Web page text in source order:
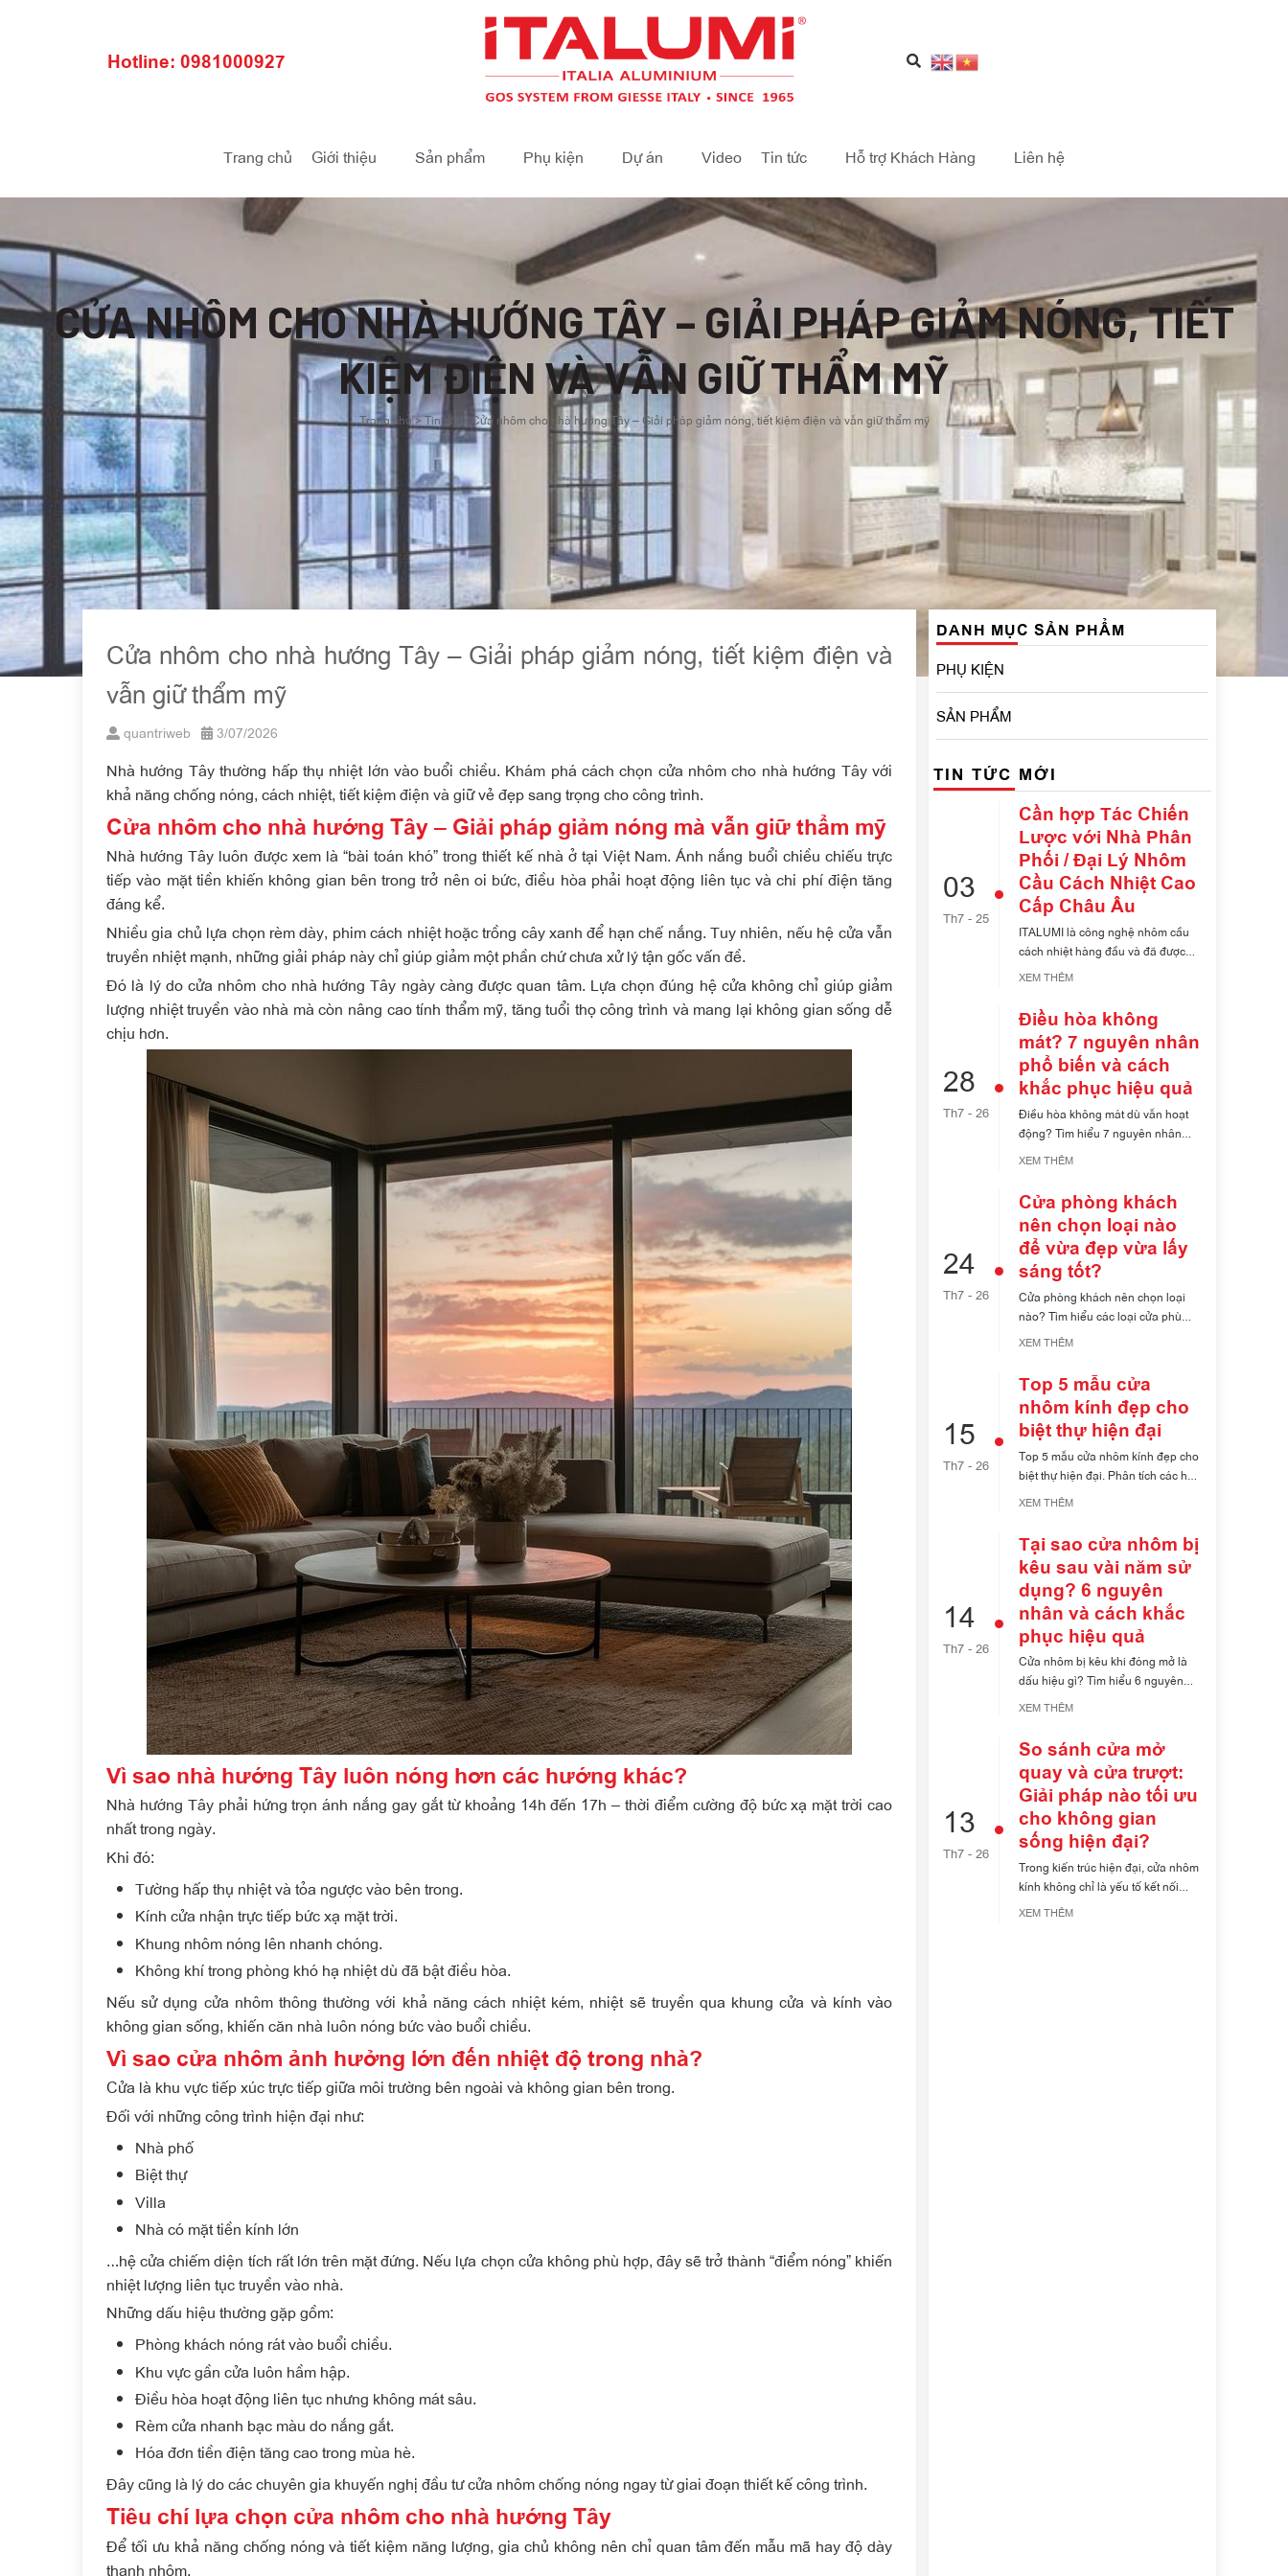
Hotline: 0981000927
Trang chủ Giới thiệu Sản phẩm Phụ kiện Dự án Video Tin tức Hỗ trợ Khách Hàng Liên hệ
CỬA NHÔM CHO NHÀ HƯỚNG TÂY – GIẢI PHÁP GIẢM NÓNG, TIẾT
KIỆM ĐIỆN VÀ VẪN GIỮ THẨM MỸ
Trang chủ>Tin tức > Cửa nhôm cho nhà hướng Tây – Giải pháp giảm nóng, tiết kiệm điện và vẫn giữ thẩm mỹ
Cửa nhôm cho nhà hướng Tây – Giải pháp giảm nóng, tiết kiệm điện và
vẫn giữ thẩm mỹ
quantriweb 3/07/2026
Nhà hướng Tây thường hấp thụ nhiệt lớn vào buổi chiều. Khám phá cách chọn cửa nhôm cho nhà hướng Tây với
khả năng chống nóng, cách nhiệt, tiết kiệm điện và giữ vẻ đẹp sang trọng cho công trình.
Cửa nhôm cho nhà hướng Tây – Giải pháp giảm nóng mà vẫn giữ thẩm mỹ
Nhà hướng Tây luôn được xem là “bài toán khó” trong thiết kế nhà ở tại Việt Nam. Ánh nắng buổi chiều chiếu trực
tiếp vào mặt tiền khiến không gian bên trong trở nên oi bức, điều hòa phải hoạt động liên tục và chi phí điện tăng
đáng kể.
Nhiều gia chủ lựa chọn rèm dày, phim cách nhiệt hoặc trồng cây xanh để hạn chế nắng. Tuy nhiên, nếu hệ cửa vẫn
truyền nhiệt mạnh, những giải pháp này chỉ giúp giảm một phần chứ chưa xử lý tận gốc vấn đề.
Đó là lý docửa nhôm cho nhà hướng Tây ngày càng được quan tâm. Lựa chọn đúng hệ cửa không chỉ giúp giảm
lượng nhiệt truyền vào nhà mà còn nâng cao tính thẩm mỹ, tăng tuổi thọ công trình và mang lại không gian sống dễ
chịu hơn.
Vì sao nhà hướng Tây luôn nóng hơn các hướng khác?
Nhà hướng Tây phải hứng trọn ánh nắng gay gắt từ khoảng 14h đến 17h – thời điểm cường độ bức xạ mặt trời cao
nhất trong ngày.
Khi đó:
Tường hấp thụ nhiệt và tỏa ngược vào bên trong.
Kính cửa nhận trực tiếp bức xạ mặt trời.
Khung nhôm nóng lên nhanh chóng.
Không khí trong phòng khó hạ nhiệt dù đã bật điều hòa.
Nếu sử dụng cửa nhôm thông thường với khả năng cách nhiệt kém, nhiệt sẽ truyền qua khung cửa và kính vào
không gian sống, khiến căn nhà luôn nóng bức vào buổi chiều.
Vì sao cửa nhôm ảnh hưởng lớn đến nhiệt độ trong nhà?
Cửa là khu vực tiếp xúc trực tiếp giữa môi trường bên ngoài và không gian bên trong.
Đối với những công trình hiện đại như:
Nhà phố
Biệt thự
Villa
Nhà có mặt tiền kính lớn
…hệ cửa chiếm diện tích rất lớn trên mặt đứng. Nếu lựa chọn cửa không phù hợp, đây sẽ trở thành “điểm nóng” khiến
nhiệt lượng liên tục truyền vào nhà.
Những dấu hiệu thường gặp gồm:
Phòng khách nóng rát vào buổi chiều.
Khu vực gần cửa luôn hầm hập.
Điều hòa hoạt động liên tục nhưng không mát sâu.
Rèm cửa nhanh bạc màu do nắng gắt.
Hóa đơn tiền điện tăng cao trong mùa hè.
Đây cũng là lý do các chuyên gia khuyến nghị đầu tưcửa nhôm chống nóng ngay từ giai đoạn thiết kế công trình.
Tiêu chí lựa chọn cửa nhôm cho nhà hướng Tây
Để tối ưu khả năng chống nóng và tiết kiệm năng lượng, gia chủ không nên chỉ quan tâm đến mẫu mã hay độ dày
thanh nhôm.
DANH MỤC SẢN PHẨM
PHỤ KIỆN
SẢN PHẨM
TIN TỨC MỚI
03
Th7 - 25
Cần hợp Tác Chiến
Lược với Nhà Phân
Phối / Đại Lý Nhôm
Cầu Cách Nhiệt Cao
Cấp Châu Âu
ITALUMI là công nghệ nhôm cầu
cách nhiệt hàng đầu và đã được
chứng nhân Châu [...]
XEM THÊM
28
Th7 - 26
Điều hòa không
mát? 7 nguyên nhân
phổ biến và cách
khắc phục hiệu quả
Điều hòa không mát dù vẫn hoạt
động? Tìm hiểu 7 nguyên nhân
phổ biến khiến [...]
XEM THÊM
24
Th7 - 26
Cửa phòng khách
nên chọn loại nào
để vừa đẹp vừa lấy
sáng tốt?
Cửa phòng khách nên chọn loại
nào? Tìm hiểu các loại cửa phù
hợp với từng [...]
XEM THÊM
15
Th7 - 26
Top 5 mẫu cửa
nhôm kính đẹp cho
biệt thự hiện đại
Top 5 mẫu cửa nhôm kính đẹp cho
biệt thự hiện đại. Phân tích các hệ
XEM THÊM
14
Th7 - 26
Tại sao cửa nhôm bị
kêu sau vài năm sử
dụng? 6 nguyên
nhân và cách khắc
phục hiệu quả
Cửa nhôm bị kêu khi đóng mở là
dấu hiệu gì? Tìm hiểu 6 nguyên
nhân [...]
XEM THÊM
13
Th7 - 26
So sánh cửa mở
quay và cửa trượt:
Giải pháp nào tối ưu
cho không gian
sống hiện đại?
Trong kiến trúc hiện đại, cửa nhôm
kính không chỉ là yếu tố kết nối
không [...]
XEM THÊM